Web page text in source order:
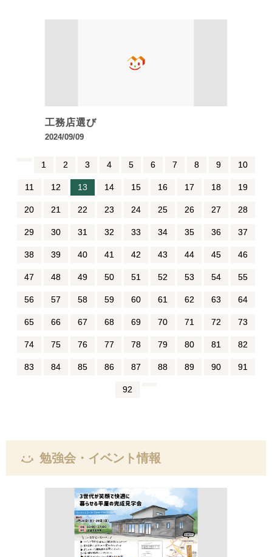
工務店選び
2024/09/09
1 2 3 4 5 6 7 8 9 10
11 12 13 14 15 16 17 18 19
20 21 22 23 24 25 26 27 28
29 30 31 32 33 34 35 36 37
38 39 40 41 42 43 44 45 46
47 48 49 50 51 52 53 54 55
56 57 58 59 60 61 62 63 64
65 66 67 68 69 70 71 72 73
74 75 76 77 78 79 80 81 82
83 84 85 86 87 88 89 90 91
92
勉強会・イベント情報